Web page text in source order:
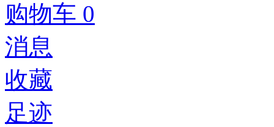
购物车 0
消息
收藏
足迹